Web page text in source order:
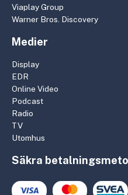
Viaplay Group
Warner Bros. Discovery
Medier
Display
EDR
Online Video
Podcast
Radio
TV
Utomhus
Säkra